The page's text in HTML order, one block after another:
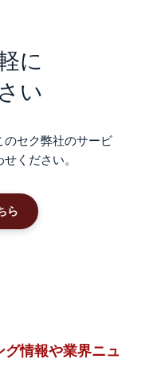
に
い
のセク弊社のサービ
ください。
ら
グ情報や業界ニュ